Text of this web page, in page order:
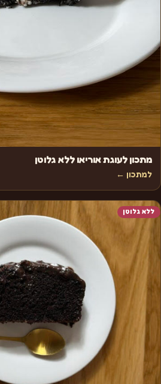
מתכון לעוגת אוריאו ללא גלוטן
למתכון ←
ללא גלוטן